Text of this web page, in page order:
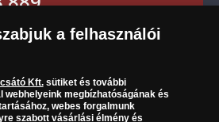
és értéke
hétfőtől csütörtökig 9.00 és
9.00 és 15.00 óra
a felhasználói
Kft.sütiket és további
webhelyeink megbízhatóságának és
webes forgalmunk
szabott vásárlási élmény és